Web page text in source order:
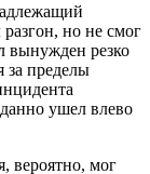
но не смог
вынужден резко
за пределы
ушел влево
вероятно, мог